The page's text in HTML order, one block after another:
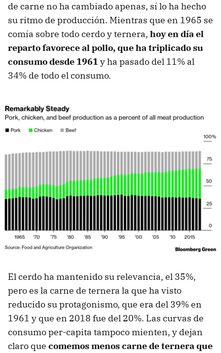
de carne no ha cambiado apenas, sí lo ha hecho
su ritmo de producción. Mientras que en 1965 se
comía sobre todo cerdo y ternera, hoy en día el
reparto favorece al pollo, que ha triplicado su
consumo desde 1961 y ha pasado del 11% al
34% de todo el consumo.
El cerdo ha mantenido su relevancia, el 35%,
pero es la carne de ternera la que ha visto
reducido su protagonismo, que era del 39% en
1961 y que en 2018 fue del 20%. Las curvas de
consumo per-capita tampoco mienten, y dejan
claro que comemos menos carne de ternera que